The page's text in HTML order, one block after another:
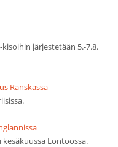
järjestetään 5.-7.8.
Ranskassa
Lontoossa.